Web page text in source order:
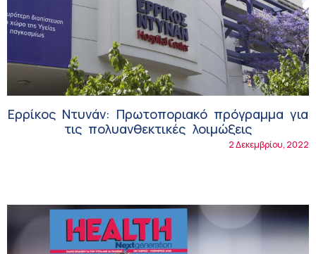
Ερρίκος Ντυνάν: Πρωτοποριακό πρόγραμμα για
τις πολυανθεκτικές λοιμώξεις
2 Δεκεμβρίου, 2022